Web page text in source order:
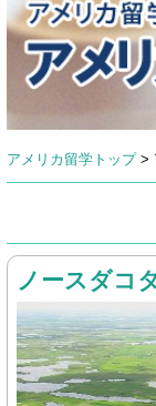
アメリカ留学トップ >
ノースダコ